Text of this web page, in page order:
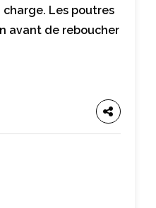
Les poutres
avant de reboucher